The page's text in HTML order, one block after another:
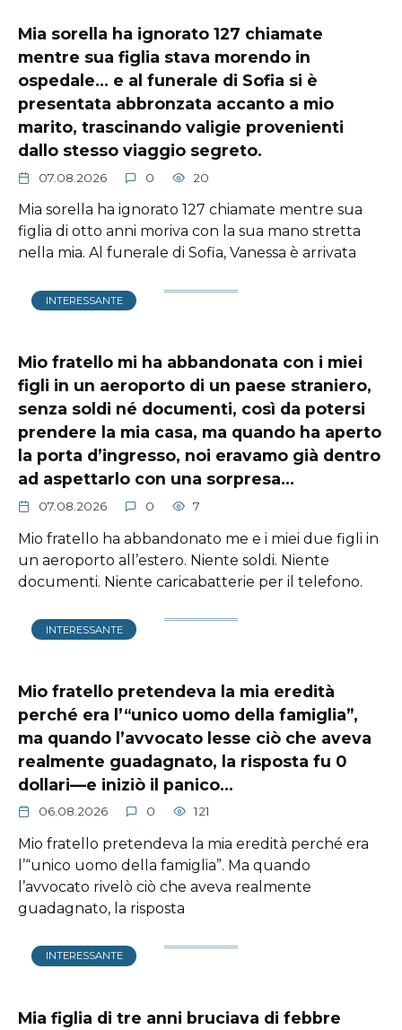
Mia sorella ha ignorato 127 chiamate
mentre sua figlia stava morendo in
ospedale… e al funerale di Sofia si è
presentata abbronzata accanto a mio
marito, trascinando valigie provenienti
dallo stesso viaggio segreto.
07.08.2026 0 20
Mia sorella ha ignorato 127 chiamate mentre sua
figlia di otto anni moriva con la sua mano stretta
nella mia. Al funerale di Sofia, Vanessa è arrivata
INTERESSANTE
Mio fratello mi ha abbandonata con i miei
figli in un aeroporto di un paese straniero,
senza soldi né documenti, così da potersi
prendere la mia casa, ma quando ha aperto
la porta d’ingresso, noi eravamo già dentro
ad aspettarlo con una sorpresa…
07.08.2026 0 7
Mio fratello ha abbandonato me e i miei due figli in
un aeroporto all’estero. Niente soldi. Niente
documenti. Niente caricabatterie per il telefono.
INTERESSANTE
Mio fratello pretendeva la mia eredità
perché era l’“unico uomo della famiglia”,
ma quando l’avvocato lesse ciò che aveva
realmente guadagnato, la risposta fu 0
dollari—e iniziò il panico…
06.08.2026 0 121
Mio fratello pretendeva la mia eredità perché era
l’“unico uomo della famiglia”. Ma quando
l’avvocato rivelò ciò che aveva realmente
guadagnato, la risposta
INTERESSANTE
Mia figlia di tre anni bruciava di febbre